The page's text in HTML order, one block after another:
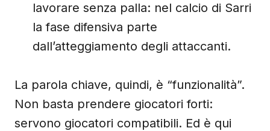
lavorare senza palla: nel calcio di Sarri
la fase difensiva parte
dall’atteggiamento degli attaccanti.
La parola chiave, quindi, è “funzionalità”.
Non basta prendere giocatori forti:
servono giocatori compatibili. Ed è qui